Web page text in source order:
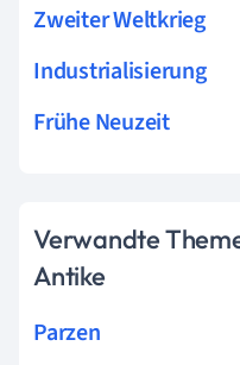
Zweiter Weltkrieg
Industrialisierung
Frühe Neuzeit
Verwandte
Antike
Parzen